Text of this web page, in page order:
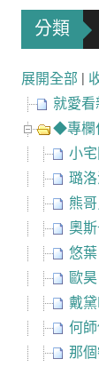
分類
展開全部 |
就愛看
◆專欄
小
璐
熊
奧
悠葉
歐
戴黛
何
那